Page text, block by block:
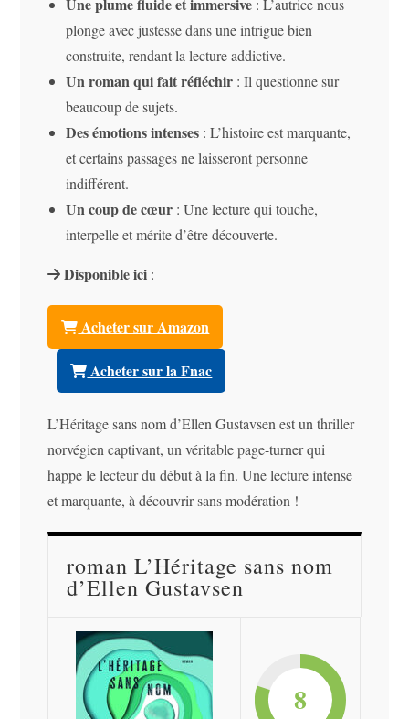
: L’autrice nous
plonge avec justesse dans une intrigue bien
construite, rendant la lecture addictive.
Un roman qui fait réfléchir : Il questionne sur
beaucoup de sujets.
Des émotions intenses : L’histoire est marquante,
et certains passages ne laisseront personne
indifférent.
Un coup de cœur : Une lecture qui touche,
interpelle et mérite d’être découverte.
Disponible ici :
Acheter sur Amazon
Acheter sur la Fnac
L’Héritage sans nom d’Ellen Gustavsen est un thriller
norvégien captivant, un véritable page-turner qui
happe le lecteur du début à la fin. Une lecture intense
et marquante, à découvrir sans modération !
roman L’Héritage sans nom
d’Ellen Gustavsen
8